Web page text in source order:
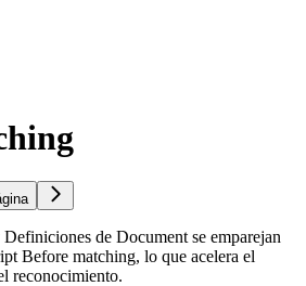
de Document se emparejan
Before matching, lo que acelera el
reconocimiento.